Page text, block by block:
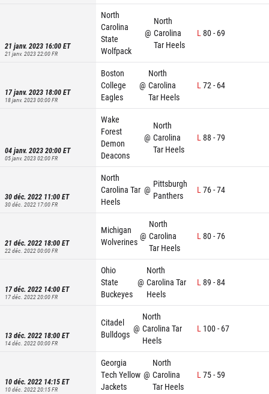
21 janv. 2023 16:00ET
21 janv. 2023 22:00FR
North
Carolina
State
Wolfpack
@
North
Carolina
Tar Heels
L80- 69
17 janv. 2023 18:00ET
18 janv. 2023 00:00FR
Boston
College
Eagles
@
North
Carolina
Tar Heels
L72- 64
04 janv. 2023 20:00ET
05 janv. 2023 02:00FR
Wake
Forest
Demon
Deacons
@
North
Carolina
Tar Heels
L88 -79
30 déc. 2022 11:00ET
30 déc. 2022 17:00FR
North
Carolina Tar
Heels
@
Pittsburgh
Panthers
L76-74
21 déc. 2022 18:00ET
22 déc. 2022 00:00FR
Michigan
Wolverines
@
North
Carolina
Tar Heels
L80-76
17 déc. 2022 14:00ET
17 déc. 2022 20:00FR
Ohio
State
Buckeyes
@
North
Carolina Tar
Heels
L89 -84
13 déc. 2022 18:00ET
14 déc. 2022 00:00FR
Citadel
Bulldogs
@
North
Carolina Tar
Heels
L 100- 67
10 déc. 2022 14:15ET
10 déc. 2022 20:15FR
Georgia
Tech Yellow
Jackets
@
North
Carolina
Tar Heels
L75- 59